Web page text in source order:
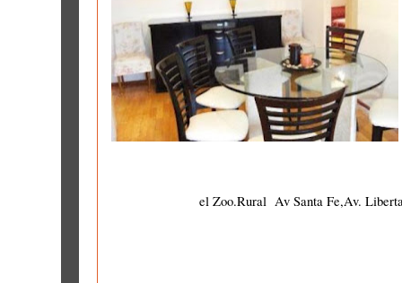
el Zoo.Rural Av Santa Fe,Av.